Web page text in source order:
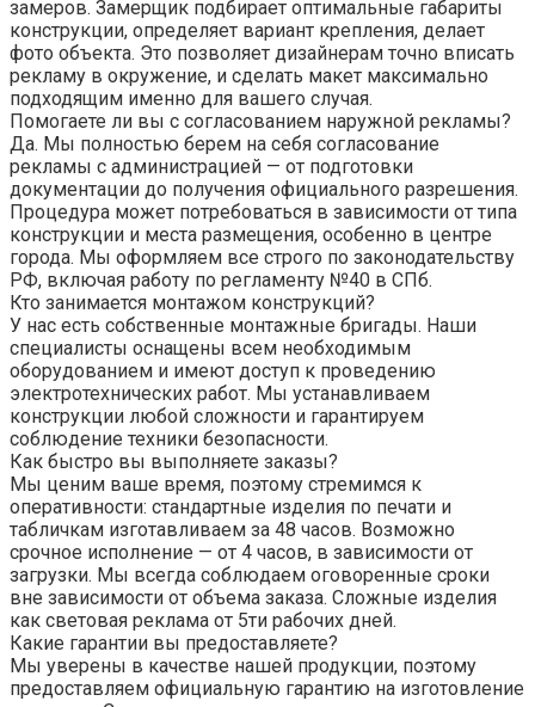
замеров. Замерщик подбирает оптимальные габариты
конструкции, определяет вариант крепления, делает
фото объекта. Это позволяет дизайнерам точно вписать
рекламу в окружение, и сделать макет максимально
подходящим именно для вашего случая.
Помогаете ли вы с согласованием наружной рекламы?
Да. Мы полностью берем на себя согласование
рекламы с администрацией — от подготовки
документации до получения официального разрешения.
Процедура может потребоваться в зависимости от типа
конструкции и места размещения, особенно в центре
города. Мы оформляем все строго по законодательству
РФ, включая работу по регламенту №40 в СПб.
Кто занимается монтажом конструкций?
У нас есть собственные монтажные бригады. Наши
специалисты оснащены всем необходимым
оборудованием и имеют доступ к проведению
электротехнических работ. Мы устанавливаем
конструкции любой сложности и гарантируем
соблюдение техники безопасности.
Как быстро вы выполняете заказы?
Мы ценим ваше время, поэтому стремимся к
оперативности: стандартные изделия по печати и
табличкам изготавливаем за 48 часов. Возможно
срочное исполнение — от 4 часов, в зависимости от
загрузки. Мы всегда соблюдаем оговоренные сроки
вне зависимости от объема заказа. Сложные изделия
как световая реклама от 5ти рабочих дней.
Какие гарантии вы предоставляете?
Мы уверены в качестве нашей продукции, поэтому
предоставляем официальную гарантию на изготовление